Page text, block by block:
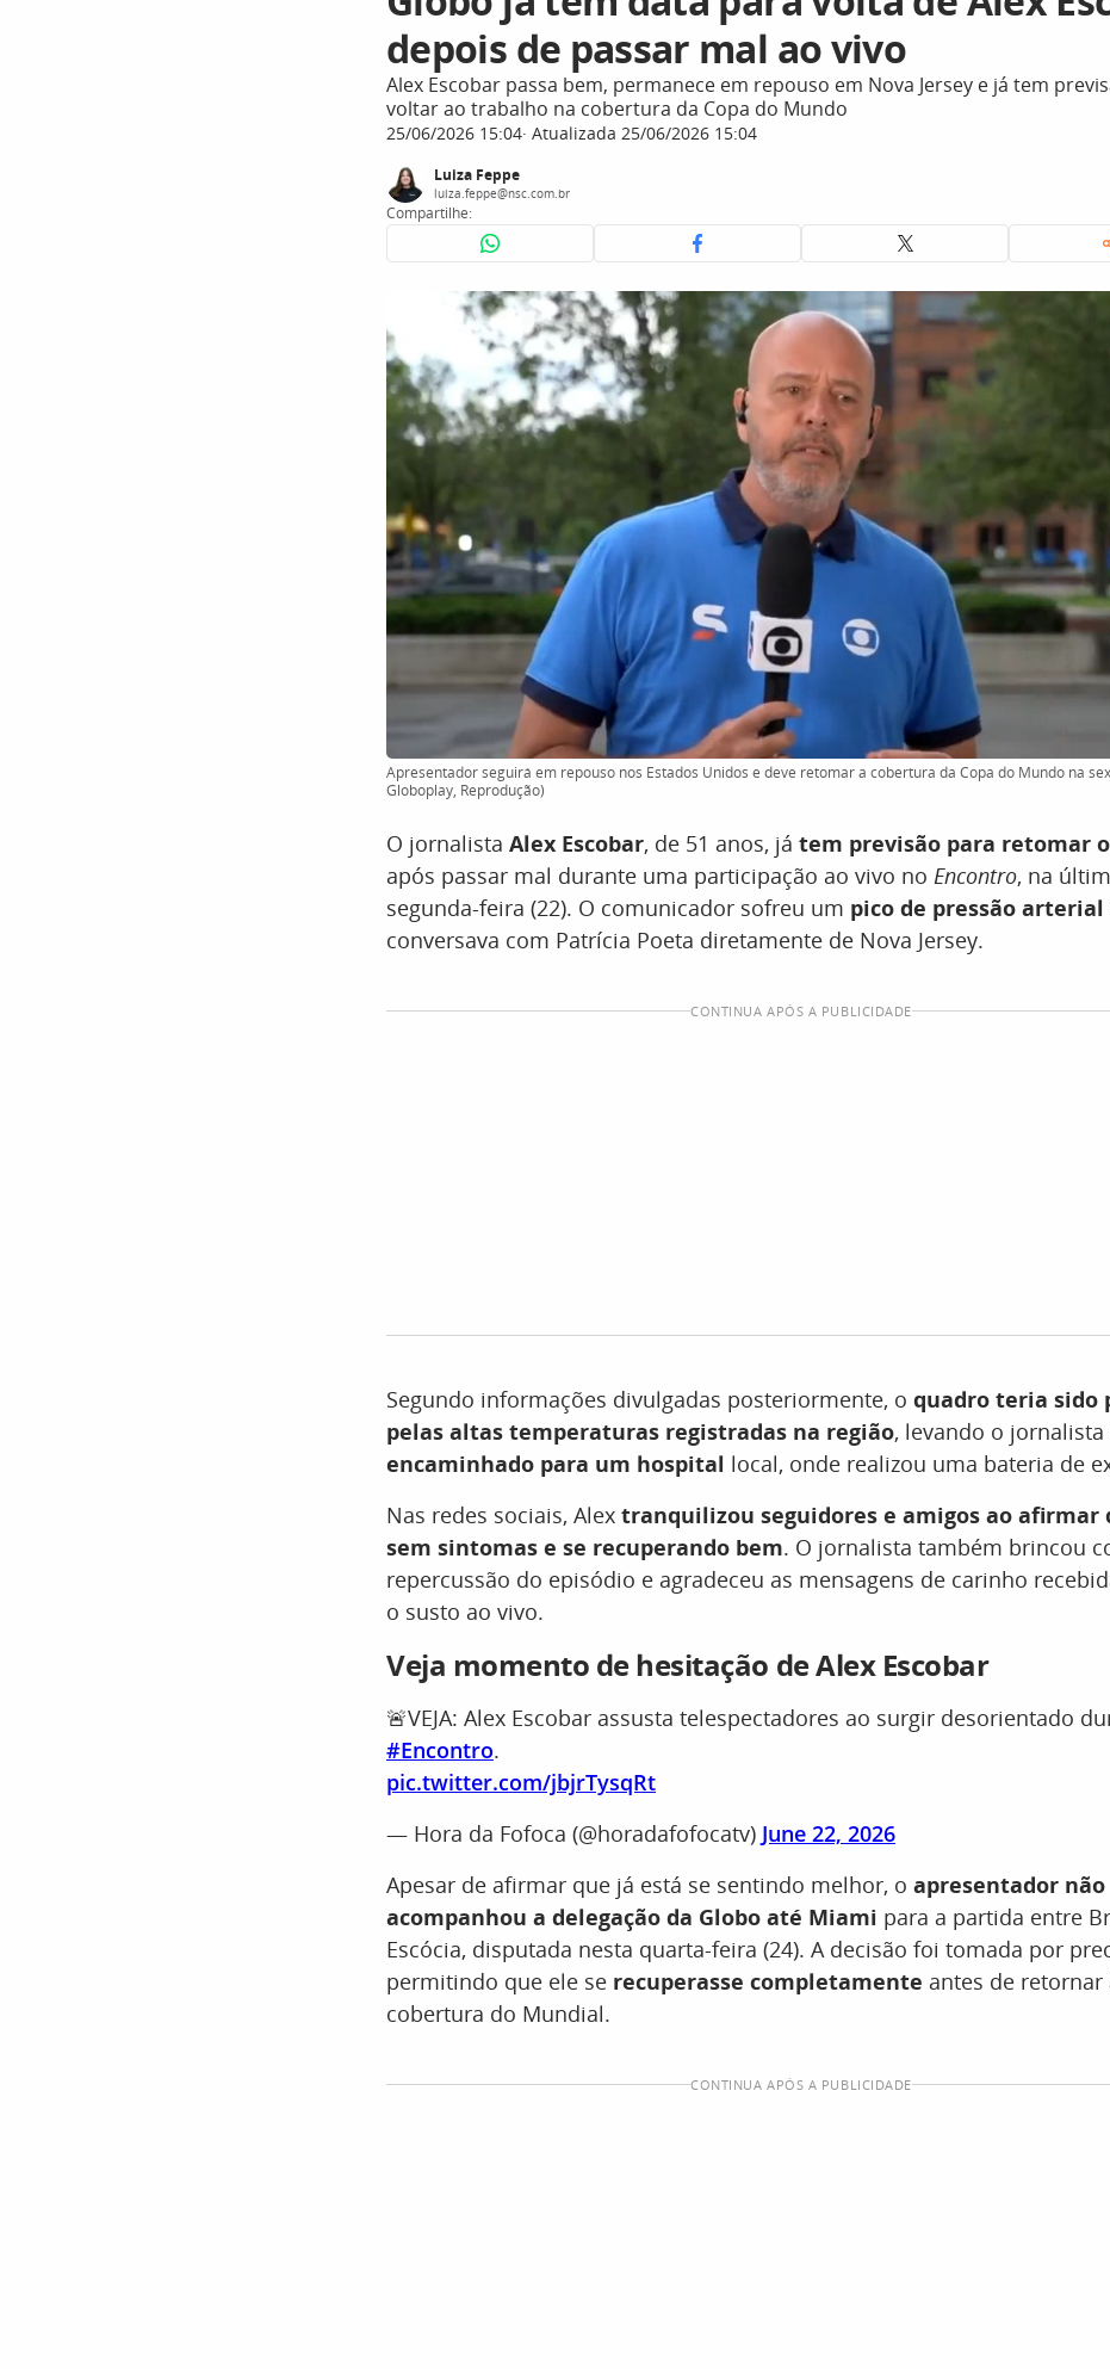
depois de passar mal ao vivo
Alex Escobar passa bem, permanece em repouso em Nova Jersey e já tem
voltar ao trabalho na cobertura da Copa do Mundo
25/06/2026 15:04 Atualizada 25/06/2026 15:04
Luiza Feppe
luiza.feppe@nsc.com.br
Compartilhe:
Apresentador seguirá em repouso nos Estados Unidos e deve retomar a cobertura da Copa do Mundo na
Globoplay, Reprodução)
O jornalista Alex Escobar, de 51 anos, já tem previsão para retomar
após passar mal durante uma participação ao vivo no Encontro, na
segunda-feira (22). O comunicador sofreu um pico de pressão arterial
conversava com Patrícia Poeta diretamente de Nova Jersey.
CONTINUA APÓS A PUBLICIDADE
Segundo informações divulgadas posteriormente, o quadro teria sido
pelas altas temperaturas registradas na região, levando o jornalista
encaminhado para um hospital local, onde realizou uma bateria de
Nas redes sociais, Alex tranquilizou seguidores e amigos ao afirmar
sem sintomas e se recuperando bem. O jornalista também brincou
repercussão do episódio e agradeceu as mensagens de carinho
o susto ao vivo.
Veja momento de hesitação de Alex Escobar
🚨VEJA: Alex Escobar assusta telespectadores ao surgir desorientado
#Encontro.
pic.twitter.com/jbjrTysqRt
— Hora da Fofoca (@horadafofocatv) June 22, 2026
Apesar de afirmar que já está se sentindo melhor, o apresentador não
acompanhou a delegação da Globo até Miami para a partida entre
Escócia, disputada nesta quarta-feira (24). A decisão foi tomada por
permitindo que ele se recuperasse completamente antes de retornar
cobertura do Mundial.
CONTINUA APÓS A PUBLICIDADE